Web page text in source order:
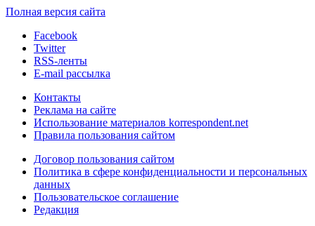
Полная версия сайта
Facebook
Twitter
RSS-ленты
E-mail рассылка
Контакты
Реклама на сайте
Использование материалов korrespondent.net
Правила пользования сайтом
Договор пользования сайтом
Политика в сфере конфиденциальности и персональных
данных
Пользовательское соглашение
Редакция